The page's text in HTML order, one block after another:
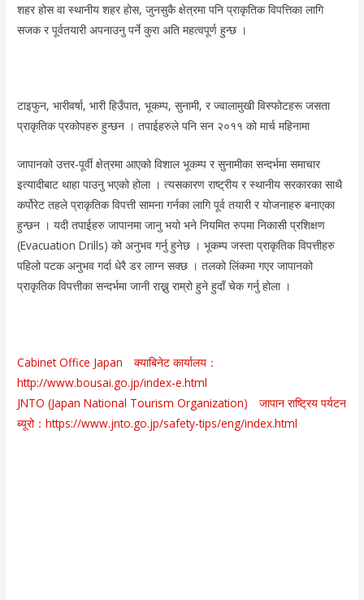
शहर होस वा स्थानीय शहर होस, जुनसुकै क्षेत्रमा पनि प्राकृतिक विपत्तिका लागि
सजक र पूर्वतयारी अपनाउनु पर्ने कुरा अति महत्वपूर्ण हुन्छ ।
टाइफुन, भारीवर्षा, भारी हिउँपात, भूकम्प, सुनामी, र ज्वालामुखी विस्फोटहरू जसता
प्राकृतिक प्रकोपहरु हुन्छन । तपाईहरुले पनि सन २०११ को मार्च महिनामा
जापानको उत्तर-पूर्वी क्षेत्रमा आएको विशाल भूकम्प र सुनामीका सन्दर्भमा समाचार
इत्यादीबाट थाहा पाउनु भएको होला । त्यसकारण राष्ट्रीय र स्थानीय सरकारका साथै
कर्पोरेट तहले प्राकृतिक विपत्ती सामना गर्नका लागि पूर्व तयारी र योजनाहरु बनाएका
हुन्छन । यदी तपाईहरु जापानमा जानु भयो भने नियमित रुपमा निकासी प्रशिक्षण
(Evacuation Drills) को अनुभव गर्नु हुनेछ । भूकम्प जस्ता प्राकृतिक विपत्तीहरु
पहिलो पटक अनुभव गर्दा धेरै डर लाग्न सक्छ । तलको लिंकमा गएर जापानको
प्राकृतिक विपत्तीका सन्दर्भमा जानी राख्नु राम्रो हुने हुदाँ चेक गर्नु होला ।
Cabinet Office Japan क्याबिनेट कार्यालय：
http://www.bousai.go.jp/index-e.html
JNTO (Japan National Tourism Organization) जापान राष्ट्रिय पर्यटन
ब्यूरो：https://www.jnto.go.jp/safety-tips/eng/index.html